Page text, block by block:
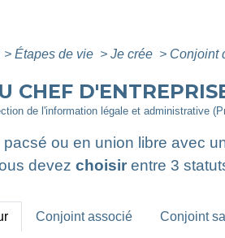
> Étapes de vie > Je crée > Conjoint
CHEF
de l'information légale et administrative
ou en union libre avec
devez choisir entre 3
Conjoint associé Conjoint